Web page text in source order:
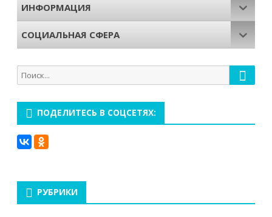
ИНФОРМАЦИЯ
СОЦИАЛЬНАЯ СФЕРА
Поиск
для:
Поиск
ПОДЕЛИТЕСЬ В СОЦСЕТЯХ:
РУБРИКИ